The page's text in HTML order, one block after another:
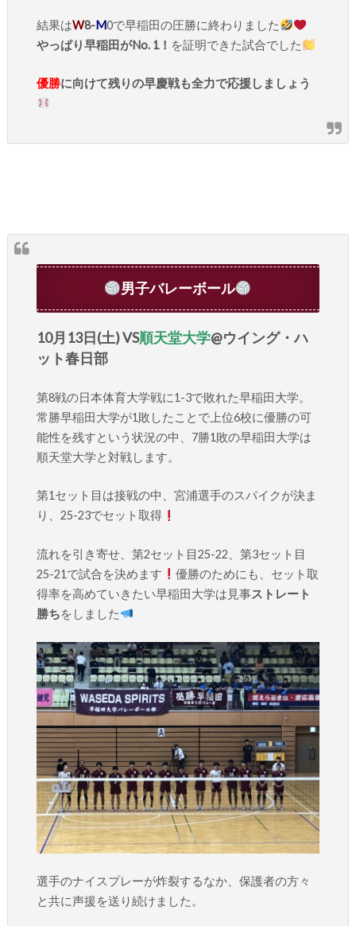
結果はW8-M0で早稲田の圧勝に終わりました
やっぱり早稲田がNo. 1！ を証明できた試合でした
優勝に向けて残りの早慶戦も全力で応援しましょう
男子バレーボール
10月13日(土) VS順天堂大学@ウイング・ハ
ット春日部
第8戦の日本体育大学戦に1-3で敗れた早稲田大学。
常勝早稲田大学が1敗したことで上位6校に優勝の可
能性を残すという状況の中、7勝1敗の早稲田大学は
順天堂大学と対戦します。
第1セット目は接戦の中、宮浦選手のスパイクが決ま
り、25-23でセット取得
流れを引き寄せ、第2セット目25-22、第3セット目
25-21で試合を決めます
優勝のためにも、セット取
得率を高めていきたい早稲田大学は見事ストレート
勝ちをしました
選手のナイスプレーが炸裂するなか、保護者の方々
と共に声援を送り続けました。